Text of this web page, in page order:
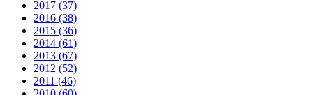
2017 (37)
2016 (38)
2015 (36)
2014 (61)
2013 (67)
2012 (52)
2011 (46)